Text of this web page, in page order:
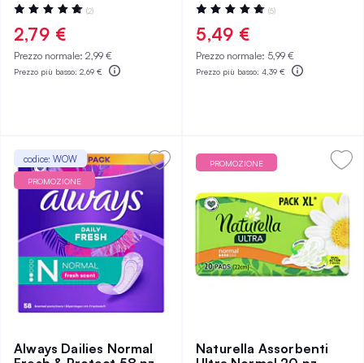
Valutazione:
100%
(2)
2,79 €
Prezzo normale: 2,99 €
Prezzo più basso: 2,69 €
Valutazione:
97%
(5)
5,49 €
Prezzo normale: 5,99 €
Prezzo più basso: 4,39 €
codice: WOW
PROMOZIONE
Always Dailies Normal
PROMOZIONE
Naturella Assorbenti